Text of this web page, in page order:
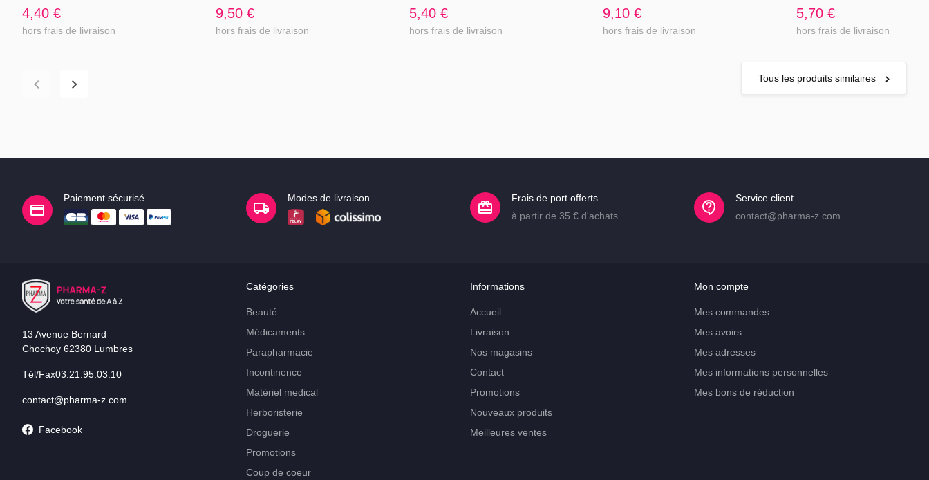
4,40 €
hors frais de livraison
9,50 €
hors frais de livraison
5,40 €
hors frais de livraison
9,10 €
hors frais de livraison
5,70 €
hors frais de livraison
Tous les produits similaires
Paiement sécurisé Modes de livraison
Frais de port offerts
à partir de 35 € d'achats
Service client
contact@pharma-z.com
13 Avenue Bernard
Chochoy 62380 Lumbres
Tél/Fax03.21.95.03.10
contact@pharma-z.com
Facebook
Catégories
Beauté
Médicaments
Parapharmacie
Incontinence
Matériel medical
Herboristerie
Droguerie
Promotions
Coup de coeur
Informations
Accueil
Livraison
Nos magasins
Contact
Promotions
Nouveaux produits
Meilleures ventes
Mon compte
Mes commandes
Mes avoirs
Mes adresses
Mes informations personnelles
Mes bons de réduction